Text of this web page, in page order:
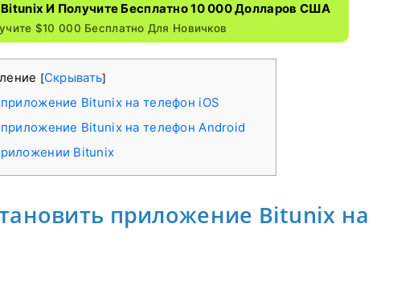
Bitunix И Получите Бесплатно 10 000 Долларов США
$10 000 Бесплатно Для Новичков
[Скрывать]
приложение Bitunix на телефон iOS
приложение Bitunix на телефон Android
Bitunix
приложение Bitunix на